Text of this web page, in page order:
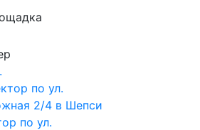
по ул.